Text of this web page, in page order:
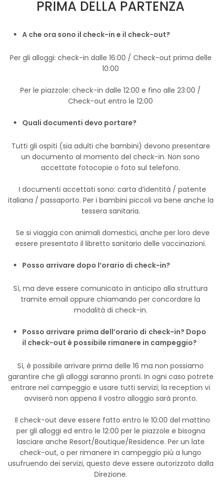
PRIMA DELLA PARTENZA
A che ora sono il check-in e il check-out?
Per gli alloggi: check-in dalle 16:00 / Check-out prima delle
10:00
Per le piazzole: check-in dalle 12:00 e fino alle 23:00 /
Check-out entro le 12:00
Quali documenti devo portare?
Tutti gli ospiti (sia adulti che bambini) devono presentare
un documento al momento del check-in. Non sono
accettate fotocopie o foto sul telefono.
I documenti accettati sono: carta d’identità / patente
italiana / passaporto. Per i bambini piccoli va bene anche la
tessera sanitaria.
Se si viaggia con animali domestici, anche per loro deve
essere presentato il libretto sanitario delle vaccinazioni.
Posso arrivare dopo l’orario di check-in?
Sì, ma deve essere comunicato in anticipo alla struttura
tramite email oppure chiamando per concordare la
modalità di check-in.
Posso arrivare prima dell’orario di check-in? Dopo
il check-out è possibile rimanere in campeggio?
Sì, è possibile arrivare prima delle 16 ma non possiamo
garantire che gli alloggi saranno pronti. In ogni caso potrete
entrare nel campeggio e usare tutti servizi; la reception vi
avviserà non appena il vostro alloggio sarà pronto.
Il check-out deve essere fatto entro le 10:00 del mattino
per gli alloggi ed entro le 12:00 per le piazzole e bisogna
lasciare anche Resort/Boutique/Residence. Per un late
check-out, o per rimanere in campeggio più a lungo
usufruendo dei servizi, questo deve essere autorizzato dalla
Direzione.